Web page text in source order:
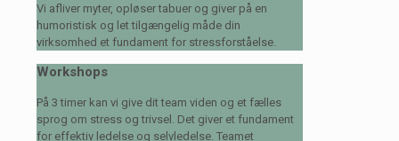
Vi afliver myter, opløser tabuer og giver på en
humoristisk og let tilgængelig måde din
virksomhed et fundament for stressforståelse.
Workshops
På 3 timer kan vi give dit team viden og et fælles
sprog om stress og trivsel. Det giver et fundament
for effektiv ledelse og selvledelse. Teamet